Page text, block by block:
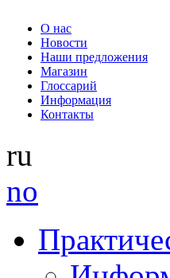
О нас
Новости
Наши предложения
Магазин
Глоссарий
Информация
Контакты
ru
no